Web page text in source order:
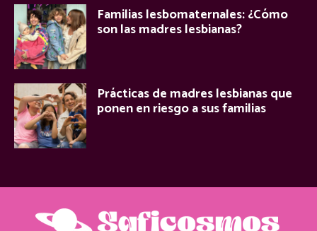
Familias lesbomaternales: ¿Cómo
son las madres lesbianas?
Prácticas de madres lesbianas que
ponen en riesgo a sus familias